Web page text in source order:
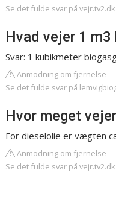
Se det fulde svar på vejr.tv2.dk
Hvad vejer 1 m3
Svar: 1 kubikmeter
Anmodning om fjernelse
Se det fulde svar på
Hvor meget
For dieselolie er vægten
Anmodning om fjernelse
Se det fulde svar på vejr.tv2.dk